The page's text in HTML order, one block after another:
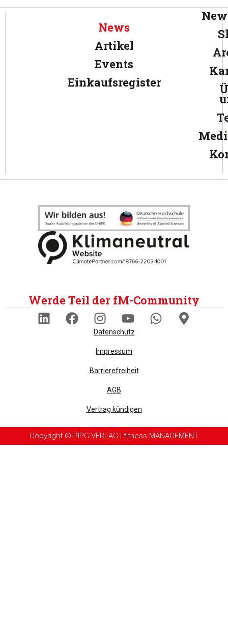
News
Artikel
Events
Einkaufsregister
Werde Teil der fM-Community
Datenschutz
Impressum
Barrierefreiheit
AGB
Vertrag kündigen
Copyright © PIPG VERLAG | fitness MANAGEMENT